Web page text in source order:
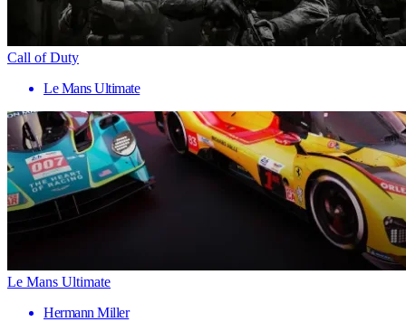
Call of Duty
Le Mans Ultimate
Le Mans Ultimate
Hermann Miller